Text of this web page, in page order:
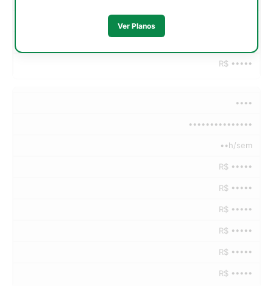
R$ •••••
••••
•••••••••••••••
••h/sem
R$ •••••
R$ •••••
R$ •••••
R$ •••••
R$ •••••
R$ •••••
Ver Planos